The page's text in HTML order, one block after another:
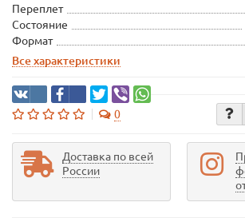
Переплет
Состояние
Формат
Все характеристики
0
Доставка по всей
России